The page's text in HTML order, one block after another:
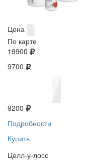
Цена
По карте
19900
9700
9200
Подробности
Купить
Целл-у-лосс